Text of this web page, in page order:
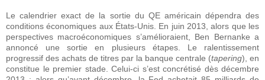
Le calendrier exact de la sortie du QE américain dépendra des
conditions économiques aux États-Unis. En juin 2013, alors que les
perspectives macroéconomiques s’amélioraient, Ben Bernanke a
annoncé une sortie en plusieurs étapes. Le ralentissement
progressif des achats de titres par la banque centrale (tapering), en
constitue le premier stade. Celui-ci s’est concrétisé dès décembre